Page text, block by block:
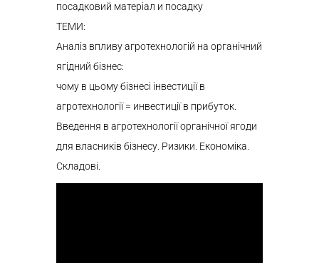
посадковий матеріал и посадку
ТЕМИ:
Аналіз впливу агротехнологій на органічний
ягідний бізнес:
чому в цьому бізнесі інвестиції в
агротехнології = инвестиції в прибуток.
Введення в агротехнології органічної ягоди
для власників бізнесу. Ризики. Економіка.
Складові.